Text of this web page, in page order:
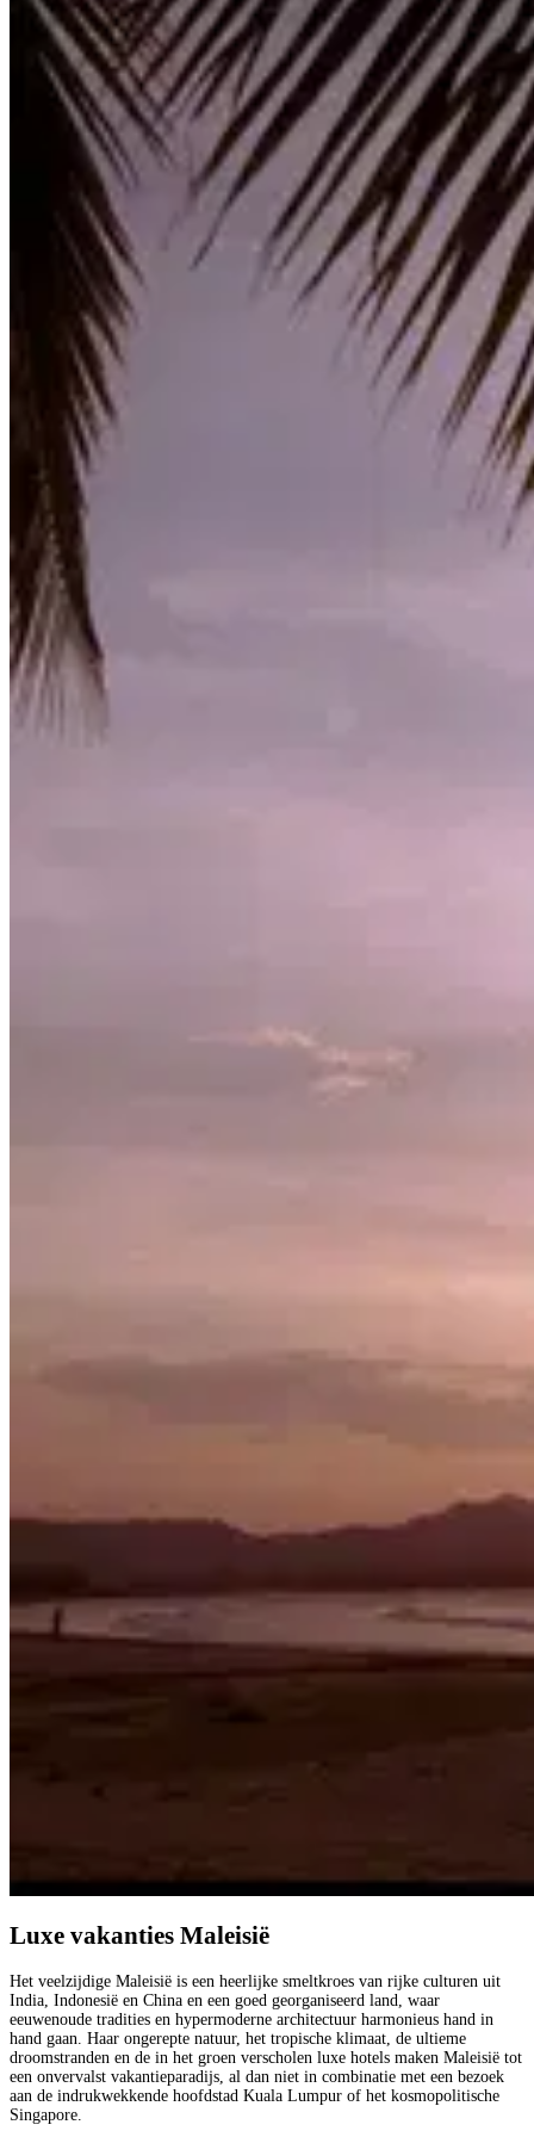
Luxe vakanties Maleisië
Het veelzijdige Maleisië is een heerlijke smeltkroes van rijke culturen uit
India, Indonesië en China en een goed georganiseerd land, waar
eeuwenoude tradities en hypermoderne architectuur harmonieus hand in
hand gaan. Haar ongerepte natuur, het tropische klimaat, de ultieme
droomstranden en de in het groen verscholen luxe hotels maken Maleisië tot
een onvervalst vakantieparadijs, al dan niet in combinatie met een bezoek
aan de indrukwekkende hoofdstad Kuala Lumpur of het kosmopolitische
Singapore.